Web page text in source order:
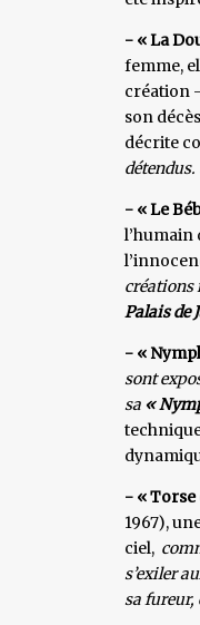
- « La
femme,
création
son
décrite
détendus.
- « Le
l’humain
créations
Palais de
- «
sont
sa «
- « Torse
1967),
ciel,
s’exiler
sa fureur,